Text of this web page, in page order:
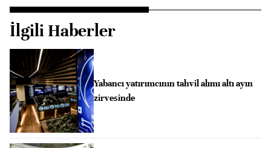
İlgili Haberler
Yabancı yatırımcının tahvil alımı altı ayın
zirvesinde